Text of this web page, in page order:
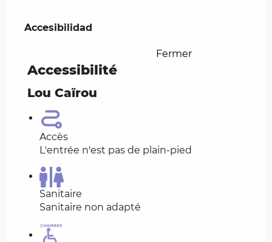
Accesibilidad
Fermer
Accessibilité
Lou Caïrou
Accès
L'entrée n'est pas de plain-pied
Sanitaire
Sanitaire non adapté